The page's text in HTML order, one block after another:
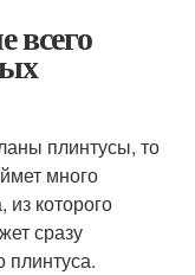
плинтусы, то
много
которого
сразу
плинтуса.